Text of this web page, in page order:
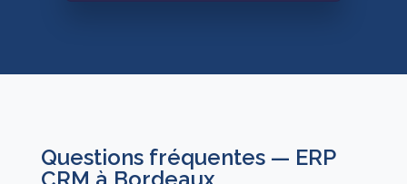
Questions fréquentes — ERP